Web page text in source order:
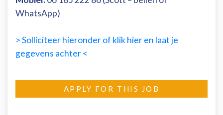
WhatsApp)
> Solliciteer hieronder of klik hier en laat je
gegevens achter <
APPLY FOR THIS JOB